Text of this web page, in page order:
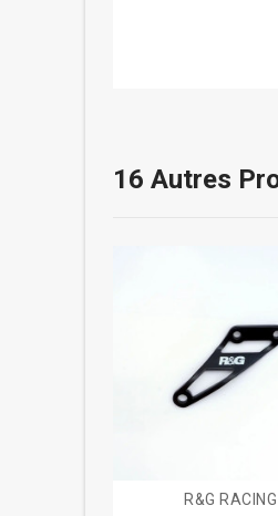
16 Autres
R&G RACING